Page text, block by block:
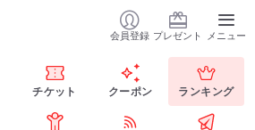
会員登録 プレゼント メニュー
チケット クーポン ランキング